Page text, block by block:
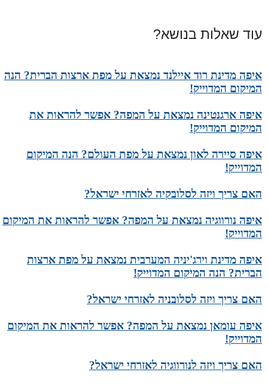
עוד שאלות בנושא?
איפה מדינת רוד איילנד נמצאת על מפת ארצות הברית? הנה
המיקום המדוייק!
איפה ארגנטינה נמצאת על המפה? אפשר להראות את
המיקום המדוייק!
איפה סיירה לאון נמצאת על מפת העולם? הנה המיקום
המדוייק!
האם צריך ויזה לסלובקיה לאזרחי ישראל?
איפה נורווגיה נמצאת על המפה? אפשר להראות את המיקום
המדוייק!
איפה מדינת וירג'יניה המערבית נמצאת על מפת ארצות
הברית? הנה המיקום המדוייק!
האם צריך ויזה לסלובניה לאזרחי ישראל?
איפה עומאן נמצאת על המפה? אפשר להראות את המיקום
המדוייק!
האם צריך ויזה לנורווגיה לאזרחי ישראל?